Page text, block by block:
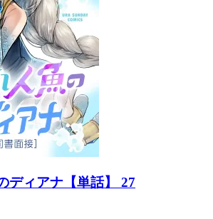
ディアナ【単話】 27